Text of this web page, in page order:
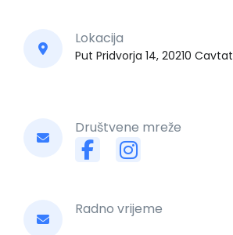
Lokacija
Put Pridvorja 14, 20210 Cavtat
Društvene mreže
Radno vrijeme